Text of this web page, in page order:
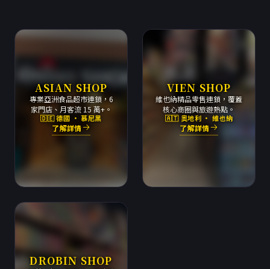
ASIAN SHOP
專業亞洲食品超市連鎖，6
家門店、月客流 15 萬+。
🇩🇪 德國 · 慕尼黑
了解詳情
VIEN SHOP
維也納精品零售連鎖，覆蓋
核心商圈與旅遊熱點。
🇦🇹 奧地利 · 維也納
了解詳情
DROBIN SHOP